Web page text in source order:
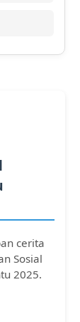
cerita
Sosial
2025.